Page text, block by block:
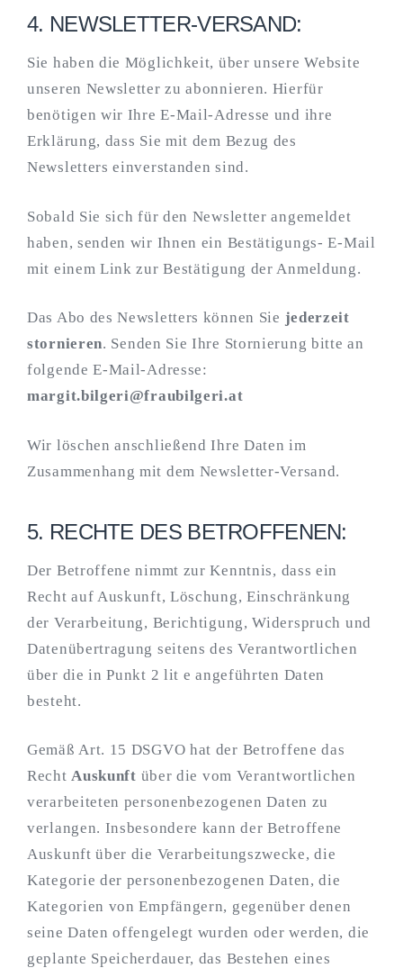
4. NEWSLETTER-VERSAND:
Sie haben die Möglichkeit, über unsere Website
unseren Newsletter zu abonnieren. Hierfür
benötigen wir Ihre E-Mail-Adresse und ihre
Erklärung, dass Sie mit dem Bezug des
Newsletters einverstanden sind.
Sobald Sie sich für den Newsletter angemeldet
haben, senden wir Ihnen ein Bestätigungs- E-Mail
mit einem Link zur Bestätigung der Anmeldung.
Das Abo des Newsletters können Sie jederzeit
stornieren. Senden Sie Ihre Stornierung bitte an
folgende E-Mail-Adresse:
margit.bilgeri@fraubilgeri.at
Wir löschen anschließend Ihre Daten im
Zusammenhang mit dem Newsletter-Versand.
5. RECHTE DES BETROFFENEN:
Der Betroffene nimmt zur Kenntnis, dass ein
Recht auf Auskunft, Löschung, Einschränkung
der Verarbeitung, Berichtigung, Widerspruch und
Datenübertragung seitens des Verantwortlichen
über die in Punkt 2 lit e angeführten Daten
besteht.
Gemäß Art. 15 DSGVO hat der Betroffene das
RechtAuskunft über die vom Verantwortlichen
verarbeiteten personenbezogenen Daten zu
verlangen. Insbesondere kann der Betroffene
Auskunft über die Verarbeitungszwecke, die
Kategorie der personenbezogenen Daten, die
Kategorien von Empfängern, gegenüber denen
seine Daten offengelegt wurden oder werden, die
geplante Speicherdauer, das Bestehen eines